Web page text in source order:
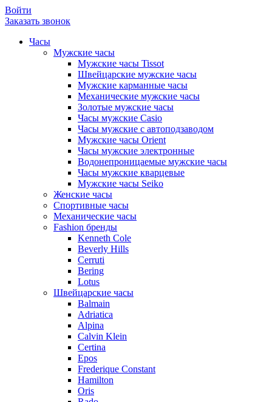
Войти
Заказать звонок
Часы
Мужские часы
Мужские часы Tissot
Швейцарские мужские часы
Мужские карманные часы
Механические мужские часы
Золотые мужские часы
Часы мужские Casio
Часы мужские с автоподзаводом
Мужские часы Orient
Часы мужские электронные
Водонепроницаемые мужские часы
Часы мужские кварцевые
Мужские часы Seiko
Женские часы
Спортивные часы
Механические часы
Fashion бренды
Kenneth Cole
Beverly Hills
Cerruti
Bering
Lotus
Швейцарские часы
Balmain
Adriatica
Alpina
Calvin Klein
Certina
Epos
Frederique Constant
Hamilton
Oris